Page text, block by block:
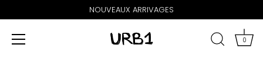
NOUVEAUX ARRIVAGES
0